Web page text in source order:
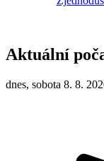
Aktuální
dnes, sobota 8. 8.